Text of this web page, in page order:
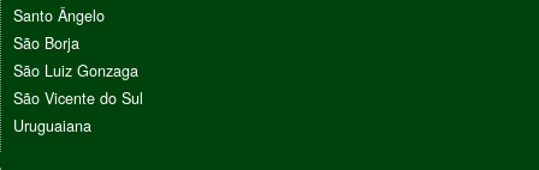
Santo Ângelo
São Borja
São Luiz Gonzaga
São Vicente do Sul
Uruguaiana